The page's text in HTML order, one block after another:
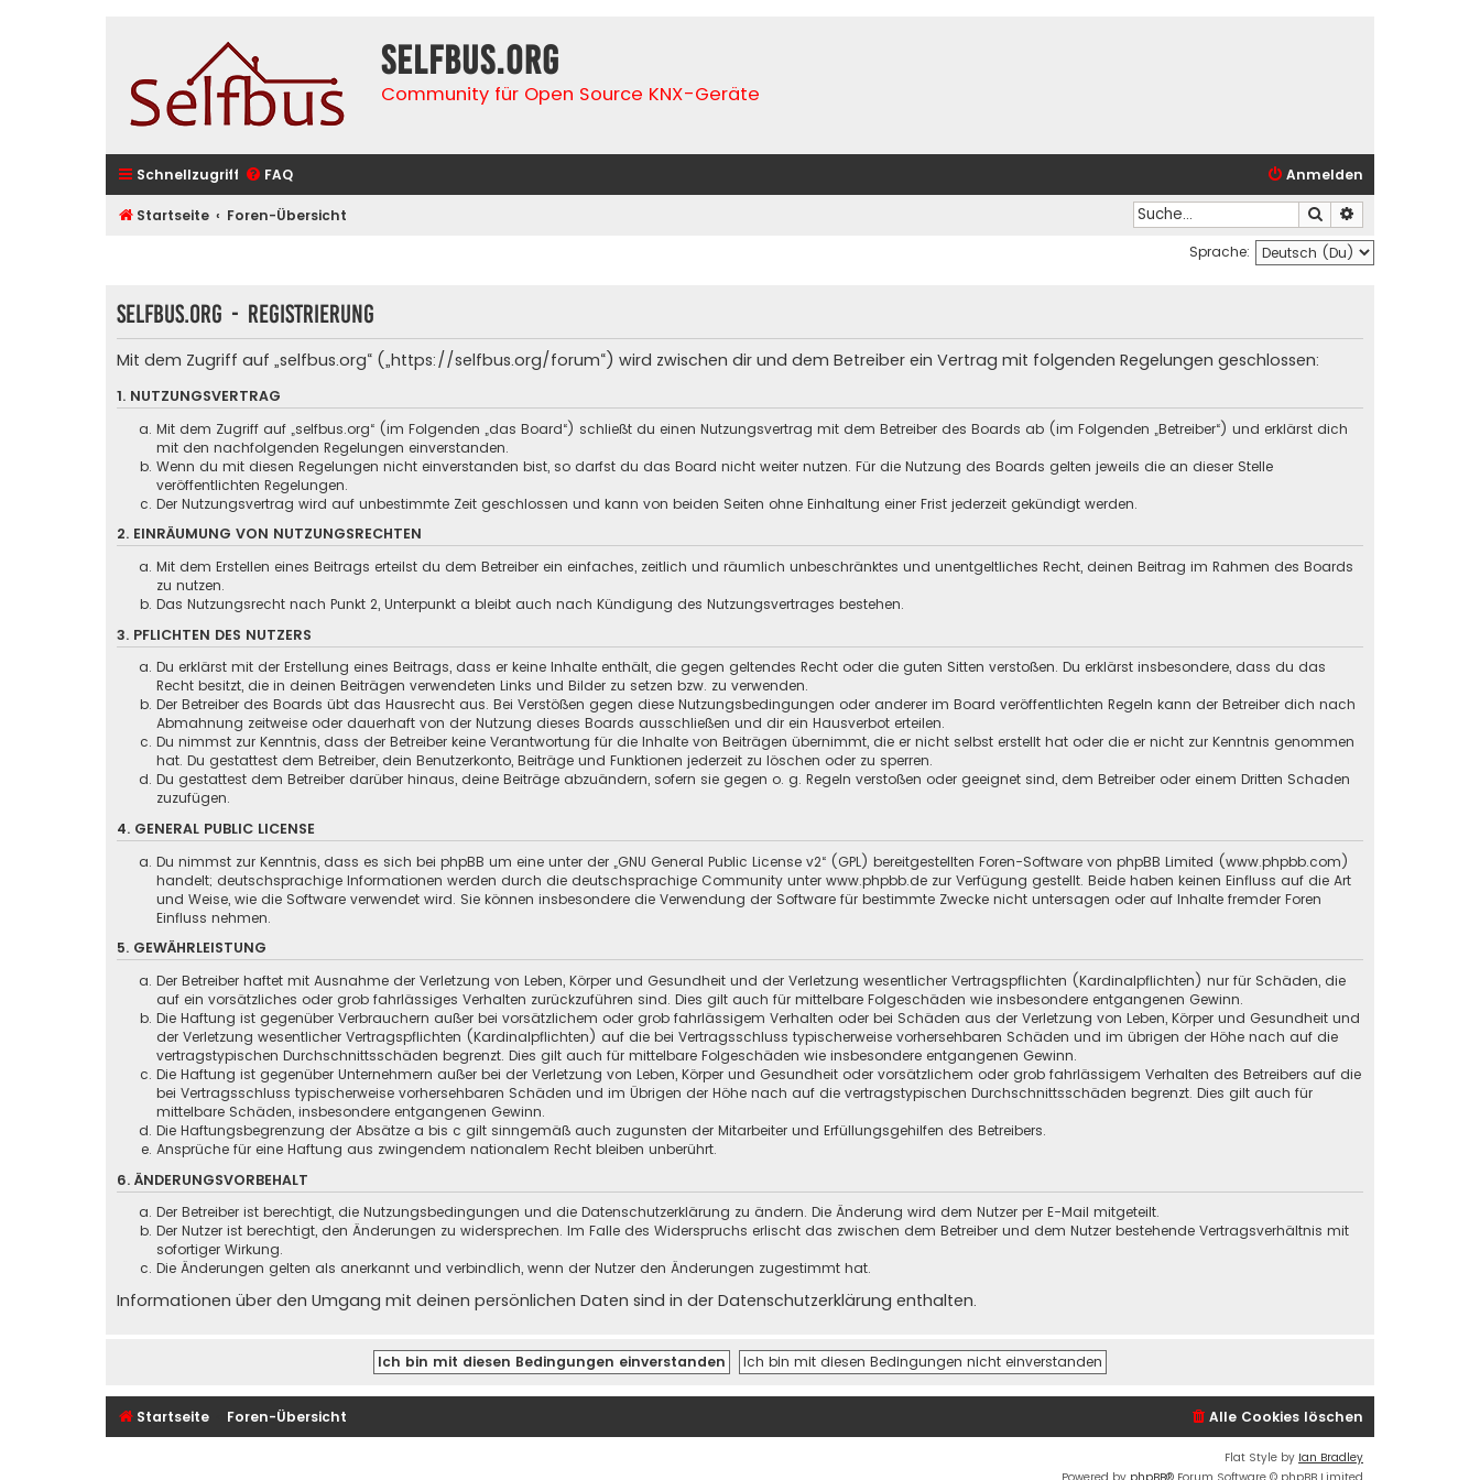
selfbus.org
Community für Open Source KNX-Geräte
Schnellzugriff FAQ Anmelden
Startseite Foren-Übersicht Suche
Sprache:
selfbus.org - Registrierung
Mit dem Zugriff auf „selfbus.org“ („https://selfbus.org/forum“) wird zwischen dir und dem Betreiber ein Vertrag mit folgenden Regelungen geschlossen:
1. NUTZUNGSVERTRAG
Mit dem Zugriff auf „selfbus.org“ (im Folgenden „das Board“) schließt du einen Nutzungsvertrag mit dem Betreiber des Boards ab (im Folgenden „Betreiber“) und erklärst dich
mit den nachfolgenden Regelungen einverstanden.
Wenn du mit diesen Regelungen nicht einverstanden bist, so darfst du das Board nicht weiter nutzen. Für die Nutzung des Boards gelten jeweils die an dieser Stelle
veröffentlichten Regelungen.
Der Nutzungsvertrag wird auf unbestimmte Zeit geschlossen und kann von beiden Seiten ohne Einhaltung einer Frist jederzeit gekündigt werden.
2. EINRÄUMUNG VON NUTZUNGSRECHTEN
Mit dem Erstellen eines Beitrags erteilst du dem Betreiber ein einfaches, zeitlich und räumlich unbeschränktes und unentgeltliches Recht, deinen Beitrag im Rahmen des Boards
zu nutzen.
Das Nutzungsrecht nach Punkt 2, Unterpunkt a bleibt auch nach Kündigung des Nutzungsvertrages bestehen.
3. PFLICHTEN DES NUTZERS
Du erklärst mit der Erstellung eines Beitrags, dass er keine Inhalte enthält, die gegen geltendes Recht oder die guten Sitten verstoßen. Du erklärst insbesondere, dass du das
Recht besitzt, die in deinen Beiträgen verwendeten Links und Bilder zu setzen bzw. zu verwenden.
Der Betreiber des Boards übt das Hausrecht aus. Bei Verstößen gegen diese Nutzungsbedingungen oder anderer im Board veröffentlichten Regeln kann der Betreiber dich nach
Abmahnung zeitweise oder dauerhaft von der Nutzung dieses Boards ausschließen und dir ein Hausverbot erteilen.
Du nimmst zur Kenntnis, dass der Betreiber keine Verantwortung für die Inhalte von Beiträgen übernimmt, die er nicht selbst erstellt hat oder die er nicht zur Kenntnis genommen
hat. Du gestattest dem Betreiber, dein Benutzerkonto, Beiträge und Funktionen jederzeit zu löschen oder zu sperren.
Du gestattest dem Betreiber darüber hinaus, deine Beiträge abzuändern, sofern sie gegen o. g. Regeln verstoßen oder geeignet sind, dem Betreiber oder einem Dritten Schaden
zuzufügen.
4. GENERAL PUBLIC LICENSE
Du nimmst zur Kenntnis, dass es sich bei phpBB um eine unter der „GNU General Public License v2“ (GPL) bereitgestellten Foren-Software von phpBB Limited (www.phpbb.com)
handelt; deutschsprachige Informationen werden durch die deutschsprachige Community unter www.phpbb.de zur Verfügung gestellt. Beide haben keinen Einfluss auf die Art
und Weise, wie die Software verwendet wird. Sie können insbesondere die Verwendung der Software für bestimmte Zwecke nicht untersagen oder auf Inhalte fremder Foren
Einfluss nehmen.
5. GEWÄHRLEISTUNG
Der Betreiber haftet mit Ausnahme der Verletzung von Leben, Körper und Gesundheit und der Verletzung wesentlicher Vertragspflichten (Kardinalpflichten) nur für Schäden, die
auf ein vorsätzliches oder grob fahrlässiges Verhalten zurückzuführen sind. Dies gilt auch für mittelbare Folgeschäden wie insbesondere entgangenen Gewinn.
Die Haftung ist gegenüber Verbrauchern außer bei vorsätzlichem oder grob fahrlässigem Verhalten oder bei Schäden aus der Verletzung von Leben, Körper und Gesundheit und
der Verletzung wesentlicher Vertragspflichten (Kardinalpflichten) auf die bei Vertragsschluss typischerweise vorhersehbaren Schäden und im übrigen der Höhe nach auf die
vertragstypischen Durchschnittsschäden begrenzt. Dies gilt auch für mittelbare Folgeschäden wie insbesondere entgangenen Gewinn.
Die Haftung ist gegenüber Unternehmern außer bei der Verletzung von Leben, Körper und Gesundheit oder vorsätzlichem oder grob fahrlässigem Verhalten des Betreibers auf die
bei Vertragsschluss typischerweise vorhersehbaren Schäden und im Übrigen der Höhe nach auf die vertragstypischen Durchschnittsschäden begrenzt. Dies gilt auch für
mittelbare Schäden, insbesondere entgangenen Gewinn.
Die Haftungsbegrenzung der Absätze a bis c gilt sinngemäß auch zugunsten der Mitarbeiter und Erfüllungsgehilfen des Betreibers.
Ansprüche für eine Haftung aus zwingendem nationalem Recht bleiben unberührt.
6. ÄNDERUNGSVORBEHALT
Der Betreiber ist berechtigt, die Nutzungsbedingungen und die Datenschutzerklärung zu ändern. Die Änderung wird dem Nutzer per E-Mail mitgeteilt.
Der Nutzer ist berechtigt, den Änderungen zu widersprechen. Im Falle des Widerspruchs erlischt das zwischen dem Betreiber und dem Nutzer bestehende Vertragsverhältnis mit
sofortiger Wirkung.
Die Änderungen gelten als anerkannt und verbindlich, wenn der Nutzer den Änderungen zugestimmt hat.
Informationen über den Umgang mit deinen persönlichen Daten sind in der Datenschutzerklärung enthalten.
Startseite Foren-Übersicht Alle Cookies löschen
Flat Style by Ian Bradley